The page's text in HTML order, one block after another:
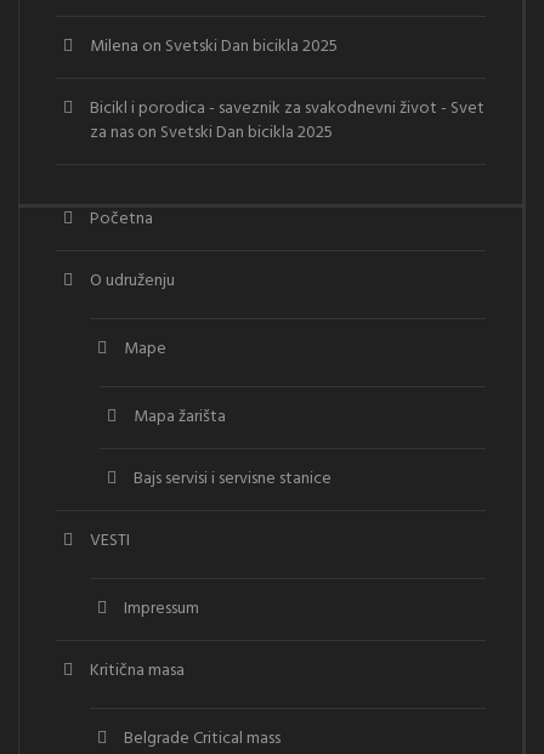
Milena on Svetski Dan bicikla 2025
Bicikl i porodica - saveznik za svakodnevni život - Svet
za nason Svetski Dan bicikla 2025
Početna
O udruženju
Mape
Mapa žarišta
Bajs servisi i servisne stanice
VESTI
Impressum
Kritična masa
Belgrade Critical mass